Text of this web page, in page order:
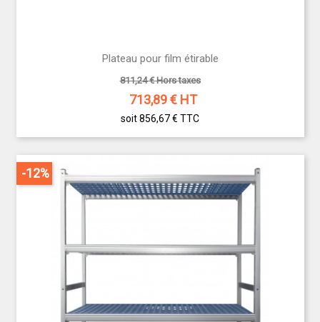
Plateau pour film étirable
811,24 € Hors taxes
713,89€ HT
soit 856,67 € TTC
-12%